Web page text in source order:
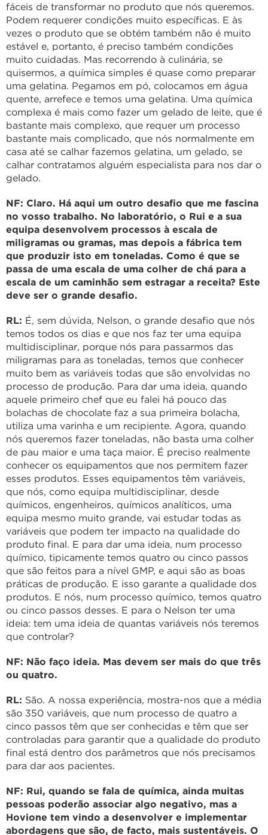
fáceis de transformar no produto que nós queremos.
Podem requerer condições muito específicas. E às
vezes o produto que se obtém também não é muito
estável e, portanto, é preciso também condições
muito cuidadas. Mas recorrendo à culinária, se
quisermos, a química simples é quase como preparar
uma gelatina. Pegamos em pó, colocamos em água
quente, arrefece e temos uma gelatina. Uma química
complexa é mais como fazer um gelado de leite, que é
bastante mais complexo, que requer um processo
bastante mais complicado, que nós normalmente em
casa até se calhar fazemos gelatina, um gelado, se
calhar contratamos alguém especialista para nos dar o
gelado.
NF: Claro. Há aqui um outro desafio que me fascina
no vosso trabalho. No laboratório, o Rui e a sua
equipa desenvolvem processos à escala de
miligramas ou gramas, mas depois a fábrica tem
que produzir isto em toneladas. Como é que se
passa de uma escala de uma colher de chá para a
escala de um caminhão sem estragar a receita? Este
deve ser o grande desafio.
RL: É, sem dúvida, Nelson, o grande desafio que nós
temos todos os dias e que nos faz ter uma equipa
multidisciplinar, porque nós para passarmos das
miligramas para as toneladas, temos que conhecer
muito bem as variáveis todas que são envolvidas no
processo de produção. Para dar uma ideia, quando
aquele primeiro chef que eu falei há pouco das
bolachas de chocolate faz a sua primeira bolacha,
utiliza uma varinha e um recipiente. Agora, quando
nós queremos fazer toneladas, não basta uma colher
de pau maior e uma taça maior. É preciso realmente
conhecer os equipamentos que nos permitem fazer
esses produtos. Esses equipamentos têm variáveis,
que nós, como equipa multidisciplinar, desde
químicos, engenheiros, químicos analíticos, uma
equipa mesmo muito grande, vai estudar todas as
variáveis que podem ter impacto na qualidade do
produto final. E para dar uma ideia, num processo
químico, tipicamente temos quatro ou cinco passos
que são feitos para a nível GMP, e aqui são as boas
práticas de produção. E isso garante a qualidade dos
produtos. E nós, num processo químico, temos quatro
ou cinco passos desses. E para o Nelson ter uma
ideia: tem uma ideia de quantas variáveis nós teremos
que controlar?
NF: Não faço ideia. Mas devem ser mais do que três
ou quatro.
RL: São. A nossa experiência, mostra-nos que a média
são 350 variáveis, que num processo de quatro a
cinco passos têm que ser conhecidas e têm que ser
controladas para garantir que a qualidade do produto
final está dentro dos parâmetros que nós precisamos
para dar aos pacientes.
NF: Rui, quando se fala de química, ainda muitas
pessoas poderão associar algo negativo, mas a
Hovione tem vindo a desenvolver e implementar
abordagens que são, de facto, mais sustentáveis. O